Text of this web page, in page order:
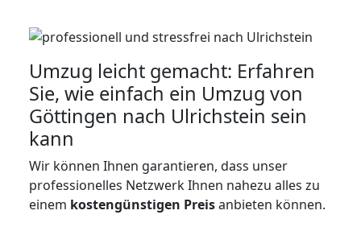
Umzug leicht gemacht: Erfahren
Sie, wie einfach ein Umzug von
Göttingen nach Ulrichstein sein
kann
Wir können Ihnen garantieren, dass unser
professionelles Netzwerk Ihnen nahezu alles zu
einem kostengünstigen Preisanbieten können.